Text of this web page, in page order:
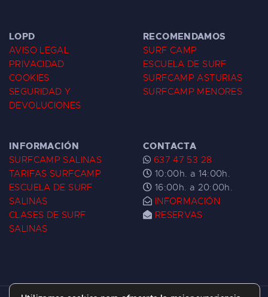
LOPD
AVISO LEGAL
PRIVACIDAD
COOKIES
SEGURIDAD Y
DEVOLUCIONES
RECOMENDAMOS
SURF CAMP
ESCUELA DE SURF
SURFCAMP ASTURIAS
SURFCAMP MENORES
INFORMACIÓN
SURFCAMP SALINAS
TARIFAS SURFCAMP
ESCUELA DE SURF
SALINAS
CLASES DE SURF
SALINAS
CONTACTA
637 47 53 28
10:00h. a 14:00h.
16:00h. a 20:00h.
INFORMACIÓN
RESERVAS